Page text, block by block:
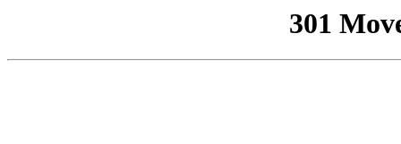
301